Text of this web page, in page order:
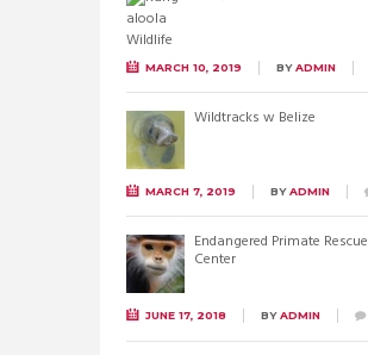
MARCH 10, 2019 BYADMIN
Wildtracks w Belize
MARCH 7, 2019 BYADMIN
Endangered Primate Rescue
Center
JUNE 17, 2018 BYADMIN